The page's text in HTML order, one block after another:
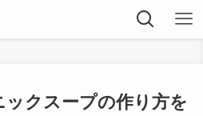
クスープの作り方を